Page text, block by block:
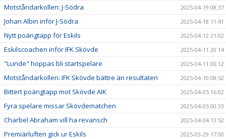
Motståndarkollen: J-Södra 2025-04-19 08:37
Johan Albin inför J-Södra 2025-04-18 11:41
Nytt poängtapp för Eskils 2025-04-12 21:02
Eskilscoachen inför IFK Skövde 2025-04-11 20:14
"Lunde" hoppas bli startspelare 2025-04-11 00:12
Motståndarkollen: IFK Skövde bättre än resultaten 2025-04-10 08:52
Bittert poängtapp mot Skövde AIK 2025-04-05 16:02
Fyra spelare missar Skövdematchen 2025-04-05 00:33
Charbel Abraham vill ha revansch 2025-04-04 13:52
Premiärluften gick ur Eskils 2025-03-29 17:00